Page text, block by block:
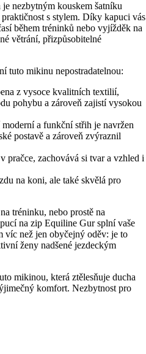
nezbytným kouskem šatníku
s stylem. Díky kapuci vás
během tréninků nebo vyjížděk na
větrání, přizpůsobitelné
tuto mikinu nepostradatelnou:
z vysoce kvalitních textilií,
pohybu a zároveň zajistí vysokou
moderní a funkční střih je navržen
postavě a zároveň zvýraznil
pračce, zachovává si tvar a vzhled i
na koni, ale také skvělá pro
tréninku, nebo prostě na
na zip Equiline Gur splní vaše
víc než jen obyčejný oděv: je to
ženy nadšené jezdeckým
mikinou, která ztělesňuje ducha
komfort. Nezbytnost pro